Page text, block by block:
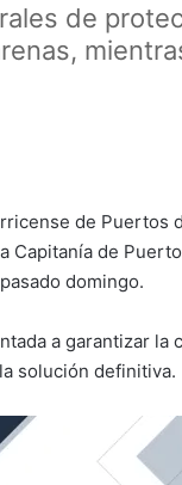
de
de Puertos
de
domingo.
a garantizar la
solución definitiva.